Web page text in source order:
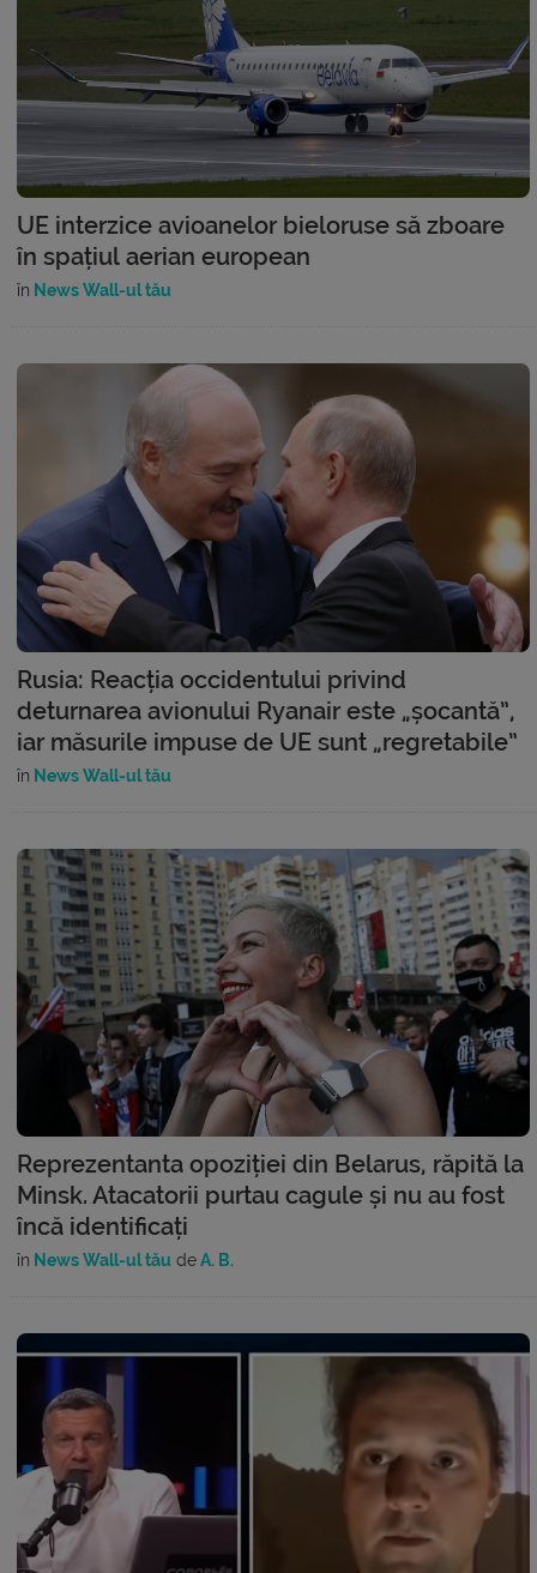
UE interzice avioanelor bieloruse să zboare
în spațiul aerian european
în News Wall-ul tău
Rusia: Reacția occidentului privind
deturnarea avionului Ryanair este „șocantă”,
iar măsurile impuse de UE sunt „regretabile”
în News Wall-ul tău
Reprezentanta opoziției din Belarus, răpită la
Minsk. Atacatorii purtau cagule și nu au fost
încă identificați
în News Wall-ul tău deA. B.